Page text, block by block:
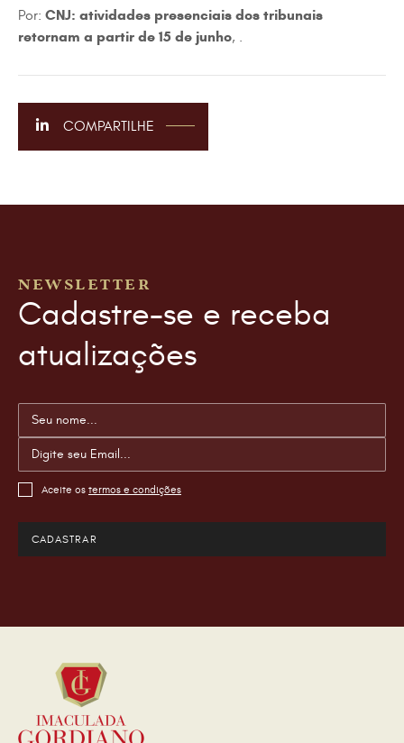
Por: CNJ: atividades presenciais dos tribunais
retornam a partir de 15 de junho, .
COMPARTILHE
NEWSLETTER
Cadastre-se e receba
atualizações
Aceite os termos e condições